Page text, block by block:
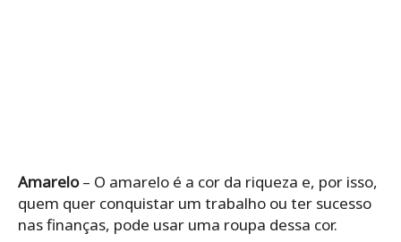
Amarelo– O amarelo é a cor da riqueza e, por isso,
quem quer conquistar um trabalho ou ter sucesso
nas finanças, pode usar uma roupa dessa cor.